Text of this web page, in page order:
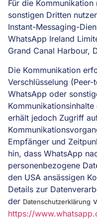
Für die Kommunikation
sonstigen Dritten
Instant-Messaging-
WhatsApp Ireland
Grand Canal Harbour,
Die Kommunikation
Verschlüsselung
WhatsApp oder
erhält jedoch Zugriff
Empfänger und
hin, dass WhatsApp
personenbezogene
den USA ansässigen
Details zur
der Datenschutzerklärung
https://